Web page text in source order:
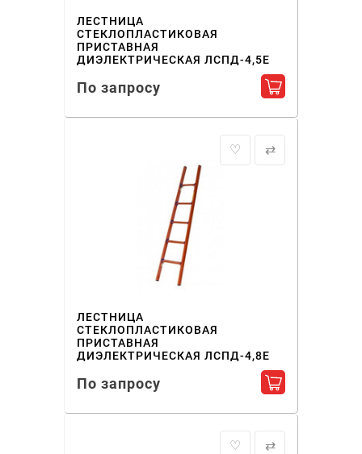
ЛЕСТНИЦА
СТЕКЛОПЛАСТИКОВАЯ
ПРИСТАВНАЯ
ДИЭЛЕКТРИЧЕСКАЯ ЛСПД-4,5Е
По запросу Добавить в
♡ ⇄
ЛЕСТНИЦА
СТЕКЛОПЛАСТИКОВАЯ
ПРИСТАВНАЯ
ДИЭЛЕКТРИЧЕСКАЯ ЛСПД-4,8Е
По запросу Добавить в
♡ ⇄